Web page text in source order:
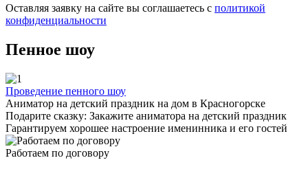
Оставляя заявку на сайте вы соглашаетесь с политикой
конфиденциальности
Пенное шоу
Проведение пенного шоу
Аниматор на детский праздник на дом в Красногорске
Подарите сказку: Закажите аниматора на детский праздник
Гарантируем хорошее настроение именинника и его гостей
Работаем по договору